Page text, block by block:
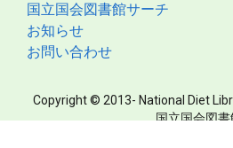
国立国会図書館サーチ
お知らせ
お問い合わせ
Copyright © 2013- National Diet